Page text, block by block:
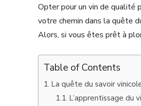
Opter pour un vin de qualité
votre chemin dans la quête
Alors, si vous êtes prêt à
Table of Contents
La quête du savoir
L’apprentissage du